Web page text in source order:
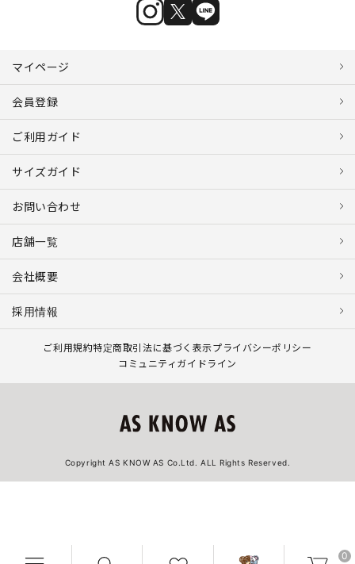
0
マイページ
会員登録
ご利用ガイド
サイズガイド
お問い合わせ
店舗一覧
会社概要
採用情報
ご利用規約特定商取引法に基づく表示プライバシーポリシー
コミュニティガイドライン
Copyright AS KNOW AS Co.Ltd. ALL Rights Reserved.